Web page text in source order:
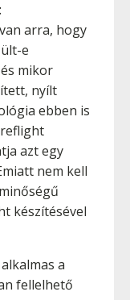
arra, hogy
e
mikor
nyílt
ebben is
azt egy
nem kell
készítésével
a
fellelhető